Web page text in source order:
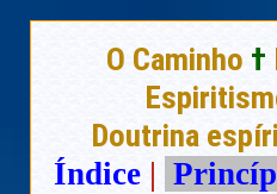
O Caminho †
Doutrina
Índice |